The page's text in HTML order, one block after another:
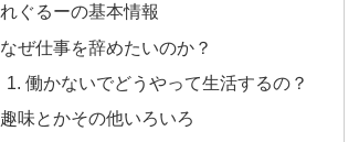
れぐるーの基本情報
なぜ仕事を辞めたいのか？
働かないでどうやって生活するの？
趣味とかその他いろいろ